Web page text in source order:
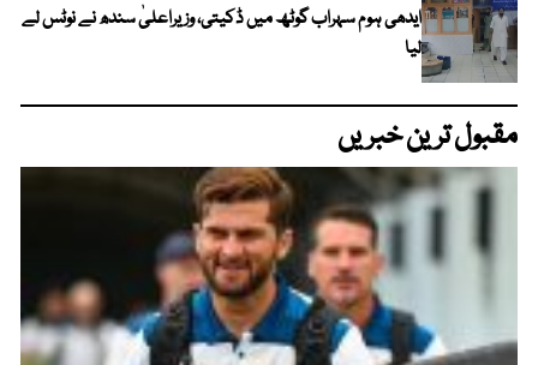
ایدھی ہوم سہراب گوٹھ میں ڈکیتی، وزیراعلیٰ سندھ نے نوٹس لے
لیا
مقبول ترین خبریں